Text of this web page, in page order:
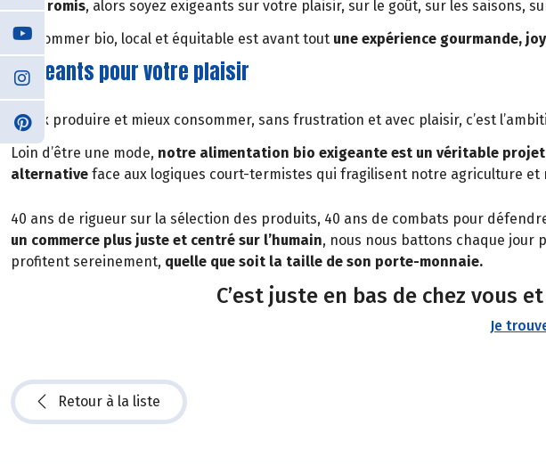
compromis, alors soyez exigeants sur votre plaisir, sur le goût, sur les saisons,
Consommer bio, local et équitable est avant tout une expérience gourmande,
Exigeants pour votre plaisir
Mieux produire et mieux consommer, sans frustration et avec plaisir, c’est
Loin d’être une mode, notre alimentation bio exigeante est un véritable
alternative face aux logiques court-termistes qui fragilisent notre agriculture
40 ans de rigueur sur la sélection des produits, 40 ans de combats pour
un commerce plus juste et centré sur l’humain, nous nous battons chaque jour
profitent sereinement, quelle que soit la taille de son porte-monnaie.
C’est juste en bas de chez vous
Je
Retour à la liste